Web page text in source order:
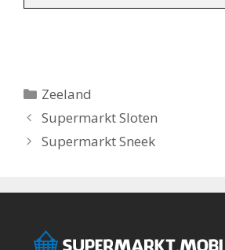
Categorieën
Zeeland
Berichtnavigatie
Supermarkt Sloten
Supermarkt Sneek